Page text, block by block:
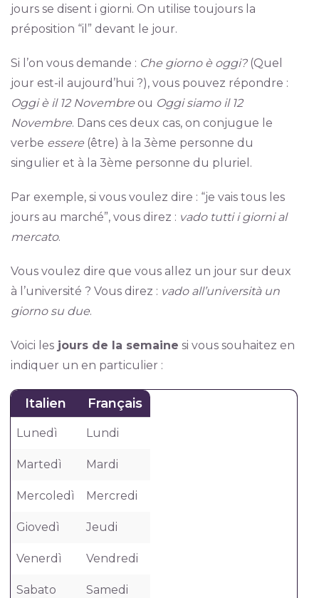
jours se disent i giorni. On utilise toujours la
préposition “il” devant le jour.
Si l’on vous demande : Che giorno è oggi?(Quel
jour est-il aujourd’hui ?), vous pouvez répondre :
Oggi è il 12 Novembreou Oggi siamo il 12
Novembre. Dans ces deux cas, on conjugue le
verbe essere(être) à la 3ème personne du
singulier et à la 3ème personne du pluriel.
Par exemple, si vous voulez dire : “je vais tous les
jours au marché”, vous direz : vado tutti i giorni al
mercato.
Vous voulez dire que vous allez un jour sur deux
à l’université ? Vous direz : vado all’università un
giorno su due.
Voici lesjours de la semaine si vous souhaitez en
indiquer un en particulier :
Italien Français
Lunedì Lundi
Martedì Mardi
Mercoledì Mercredi
Giovedì Jeudi
Venerdì Vendredi
Sabato Samedi